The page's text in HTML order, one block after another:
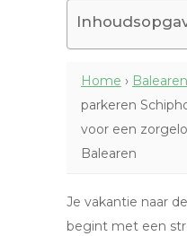
Home › Balearen
parkeren
voor een
Balearen
Je vakantie naar
begint met een